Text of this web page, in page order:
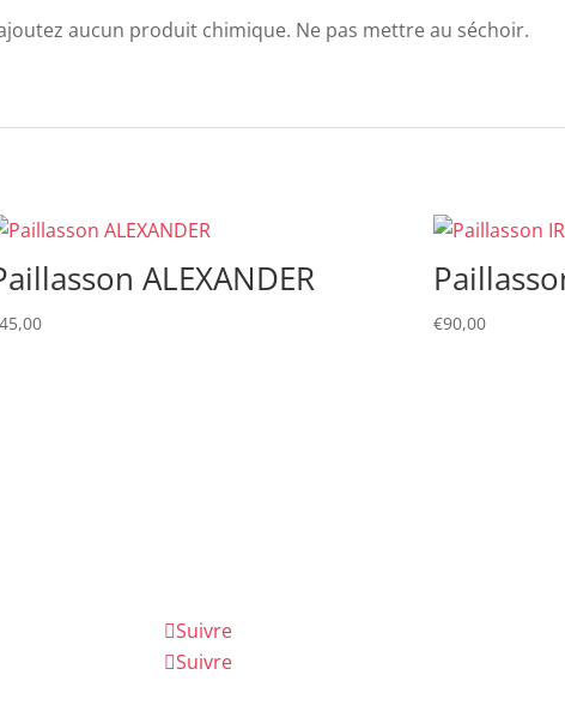
aucun produit chimique. Ne pas mettre au séchoir.
ALEXANDER
€90,00
Suivre
Suivre